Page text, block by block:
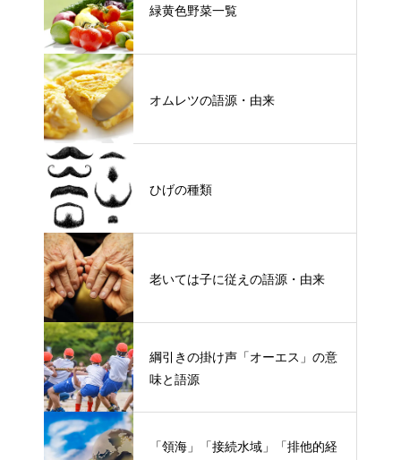
緑黄色野菜一覧
オムレツの語源・由来
ひげの種類
老いては子に従えの語源・由来
綱引きの掛け声「オーエス」の意
味と語源
「領海」「接続水域」「排他的経